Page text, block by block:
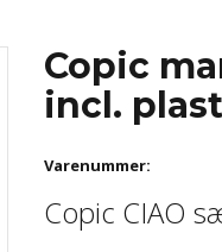
Copic
incl.
Varenummer:
Copic CIAO